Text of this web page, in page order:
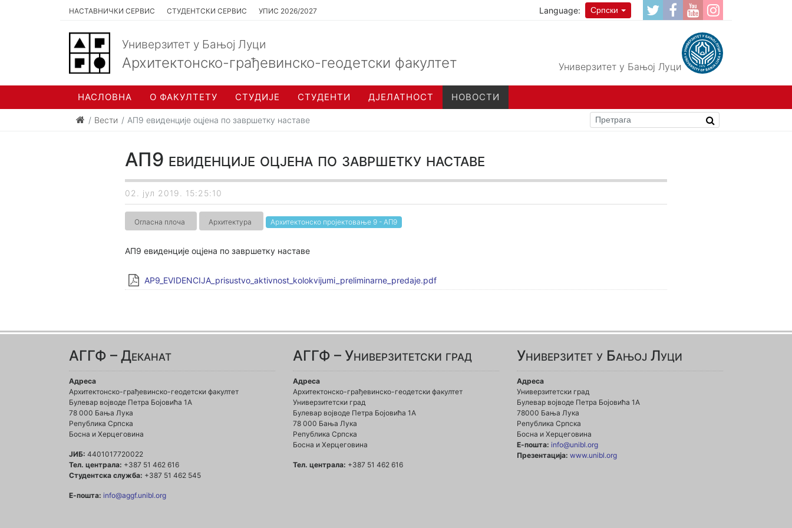
НАСТАВНИЧКИ СЕРВИС СТУДЕНТСКИ СЕРВИС УПИС 2026/2027 Language: Српски
Универзитет у Бањој Луци
Архитектонско-грађевинско-геодетски факултет Универзитет у Бањој Луци
НАСЛОВНА О ФАКУЛТЕТУ СТУДИЈЕ СТУДЕНТИ ДЈЕЛАТНОСТ НОВОСТИ
Вести АП9 евиденције оцјена по завршетку наставе
АП9 евиденције оцјена по завршетку наставе
02. јул 2019. 15:25:10
Огласна плоча Архитектура Архитектонско пројектовање 9 - АП9
АП9 евиденције оцјена по завршетку наставе
AP9_EVIDENCIJA_prisustvo_aktivnost_kolokvijumi_preliminarne_predaje.pdf
АГГФ – Деканат
Адреса
Архитектонско-грађевинско-геодетски факултет
Булевар војводе Петра Бојовића 1A
78 000 Бања Лука
Република Српска
Босна и Херцеговина
ЈИБ: 4401017720022
Тел. централа: +387 51 462 616
Студентска служба: +387 51 462 545
Е-пошта: info@aggf.unibl.org
АГГФ – Универзитетски град
Адреса
Архитектонско-грађевинско-геодетски факултет
Универзитетски град
Булевар војводе Петра Бојовића 1A
78 000 Бања Лука
Република Српска
Босна и Херцеговина
Тел. централа: +387 51 462 616
Универзитет у Бањој Луци
Адреса
Универзитетски град
Булевар војводе Петра Бојовића 1А
78000 Бања Лука
Република Српска
Босна и Херцеговина
Е-пошта: info@unibl.org
Презентација: www.unibl.org